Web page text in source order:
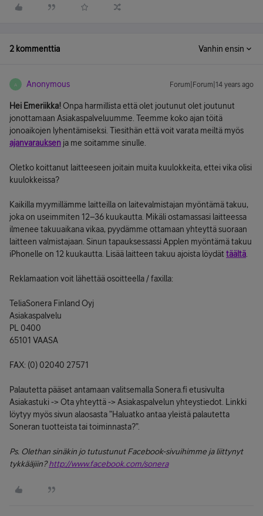
2 kommenttia Vanhin ensin
A Anonymous Forum|Forum|14 years ago
Hei Emeriikka!Onpa harmillista että olet joutunut olet joutunut
jonottamaan Asiakaspalveluumme. Teemme koko ajan töitä
jonoaikojen lyhentämiseksi. Tiesithän että voit varata meiltä myös
ajanvarauksen ja me soitamme sinulle.
Oletko koittanut laitteeseen joitain muita kuulokkeita, ettei vika olisi
kuulokkeissa?
Kaikilla myymillämme laitteilla on laitevalmistajan myöntämä takuu,
joka on useimmiten 12–36 kuukautta. Mikäli ostamassasi laitteessa
ilmenee takuuaikana vikaa, pyydämme ottamaan yhteyttä suoraan
laitteen valmistajaan. Sinun tapauksessassi Applen myöntämä takuu
iPhonelle on 12 kuukautta. Lisää laitteen takuu ajoista löydät täältä
Reklamaation voit lähettää osoitteella / faxilla:
TeliaSonera Finland Oyj
Asiakaspalvelu
PL 0400
65101 VAASA
FAX: (0) 02040 27571
Palautetta pääset antamaan valitsemalla Sonera.fi etusivulta
Asiakastuki -> Ota yhteyttä -> Asiakaspalvelun yhteystiedot. Linkki
löytyy myös sivun alaosasta ”Haluatko antaa yleistä palautetta
Soneran tuotteista tai toiminnasta?”.
Ps. Olethan sinäkin jo tutustunut Facebook-sivuihimme ja liittynyt
tykkääjiin?http://www.facebook.com/sonera